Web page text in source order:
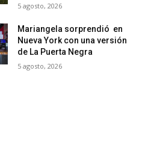
5 agosto, 2026
Mariangela sorprendió en
Nueva York con una versión
de La Puerta Negra
5 agosto, 2026